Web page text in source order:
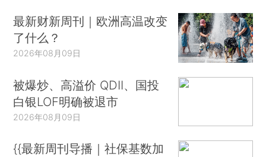
最新财新周刊｜欧洲高温改变
了什么？
2026年08月09日
被爆炒、高溢价 QDII、国投
白银LOF明确被退市
2026年08月09日
{{最新周刊导播｜社保基数加